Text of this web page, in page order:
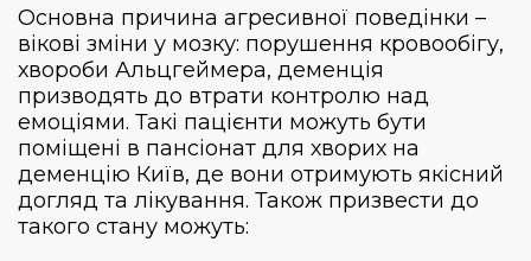
Основна причина агресивної поведінки –
вікові зміни у мозку: порушення кровообігу,
хвороби Альцгеймера, деменція
призводять до втрати контролю над
емоціями. Такі пацієнти можуть бути
поміщені в пансіонат для хворих на
деменцію Київ, де вони отримують якісний
догляд та лікування. Також призвести до
такого стану можуть: